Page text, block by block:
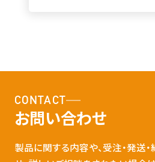
CONTACT
お問い合わせ
製品に関する内容や、受注・発送